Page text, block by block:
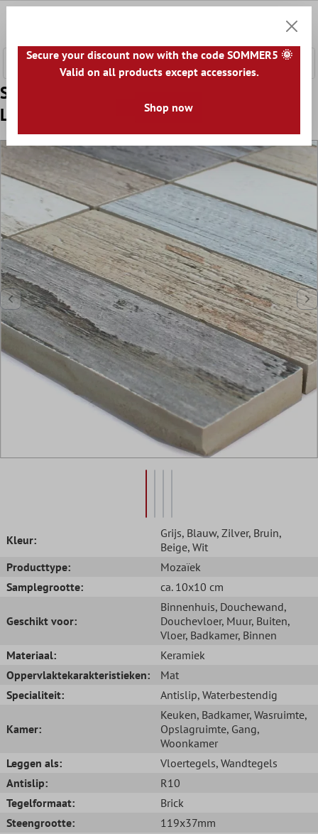
Sample Keramiek Mozaïek Tegels Concerto
Lichtkleurrijk Brick R10/B
Kleur: Grijs, Blauw, Zilver, Bruin,
Beige, Wit
Producttype:
Mozaïek
Samplegrootte:
ca. 10x10 cm
Geschikt voor:
Binnenhuis, Douchewand,
Douchevloer, Muur, Buiten,
Vloer, Badkamer, Binnen
Materiaal:
Keramiek
Oppervlaktekarakteristieken:
Mat
Specialiteit:
Antislip, Waterbestendig
Kamer:
Keuken, Badkamer, Wasruimte,
Opslagruimte, Gang,
Woonkamer
Leggen als:
Vloertegels, Wandtegels
Antislip:
R10
Tegelformaat:
Brick
Steengrootte:
119x37mm
Secure your discount now with the code SOMMER5 🌞
Valid on all products except accessories.
Shop now